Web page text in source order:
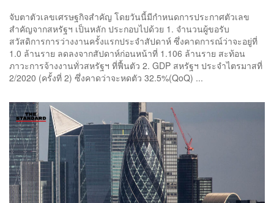
จับตาตัวเลขเศรษฐกิจสำคัญ โดยวันนี้มีกำหนดการประกาศตัวเลข
สำคัญจากสหรัฐฯ เป็นหลัก ประกอบไปด้วย 1. จำนวนผู้ขอรับ
สวัสดิการการว่างงานครั้งแรกประจำสัปดาห์ ซึ่งคาดการณ์ว่าจะอยู่ที่
1.0 ล้านราย ลดลงจากสัปดาห์ก่อนหน้าที่ 1.106 ล้านราย สะท้อน
ภาวะการจ้างงานทั่วสหรัฐฯ ที่ฟื้นตัว 2. GDP สหรัฐฯ ประจำไตรมาสที่
2/2020 (ครั้งที่ 2) ซึ่งคาดว่าจะหดตัว 32.5%(QoQ) ...